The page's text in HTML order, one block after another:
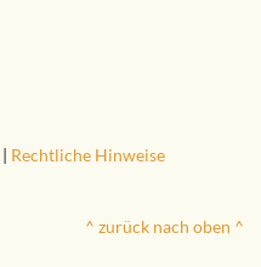
| Rechtliche Hinweise
^ zurück nach oben ^